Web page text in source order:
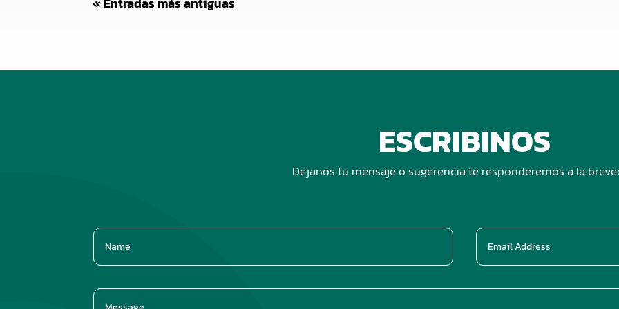
ESCRIBINOS
Dejanos tu mensaje o sugerencia te responderemos a la